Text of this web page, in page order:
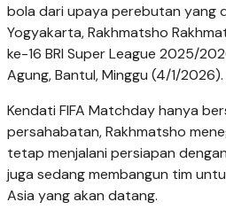
bola dari upaya perebutan yang
Yogyakarta, Rakhmatsho
ke-16 BRI Super League 2025/
Agung, Bantul, Minggu (4/1/2026).
Kendati FIFA Matchday hanya
persahabatan, Rakhmatsho
tetap menjalani persiapan
juga sedang membangun tim
Asia yang akan datang.